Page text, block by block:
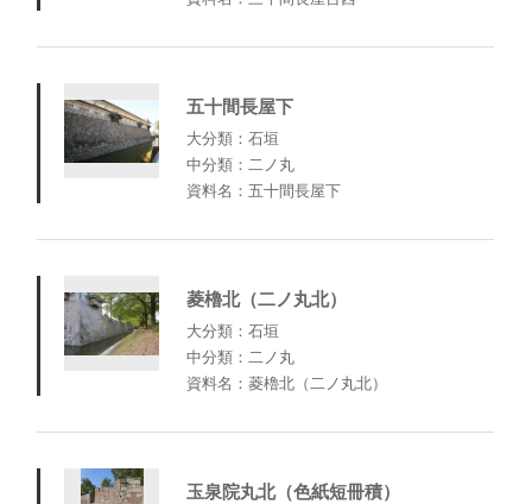
五十間長屋下
大分類：石垣
中分類：二ノ丸
資料名：五十間長屋下
菱櫓北（二ノ丸北）
大分類：石垣
中分類：二ノ丸
資料名：菱櫓北（二ノ丸北）
玉泉院丸北（色紙短冊積）